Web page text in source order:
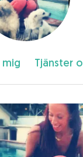
Tjänster